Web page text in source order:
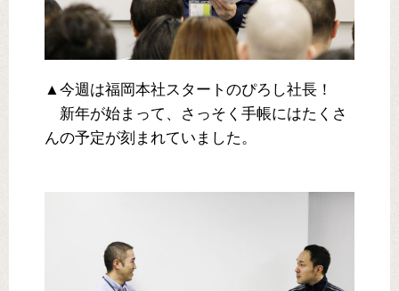
▲今週は福岡本社スタートのぴろし社長！
新年が始まって、さっそく手帳にはたくさ
んの予定が刻まれていました。